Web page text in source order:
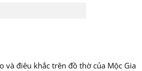
điêu khắc trên đồ thờ của Mộc Gia